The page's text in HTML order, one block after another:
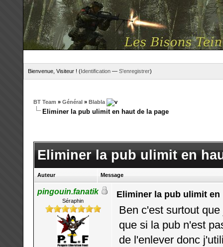
Bienvenue, Visiteur ! (Identification— S'enregistrer)
BT Team » Général» Blabla
Eliminer la pub ulimit en haut de la page
Eliminer la pub ulimit en
Auteur Message
pingouin.fanatik
Séraphin
Eliminer la pub ulimit en
Ben c'est surtout
que si la pub n'est
de l'enlever donc